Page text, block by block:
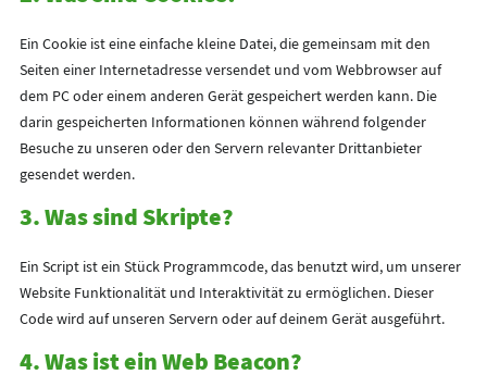
Ein Cookie ist eine einfache kleine Datei, die gemeinsam mit den
Seiten einer Internetadresse versendet und vom Webbrowser auf
dem PC oder einem anderen Gerät gespeichert werden kann. Die
darin gespeicherten Informationen können während folgender
Besuche zu unseren oder den Servern relevanter Drittanbieter
gesendet werden.
3. Was sind Skripte?
Ein Script ist ein Stück Programmcode, das benutzt wird, um unserer
Website Funktionalität und Interaktivität zu ermöglichen. Dieser
Code wird auf unseren Servern oder auf deinem Gerät ausgeführt.
4. Was ist ein Web Beacon?